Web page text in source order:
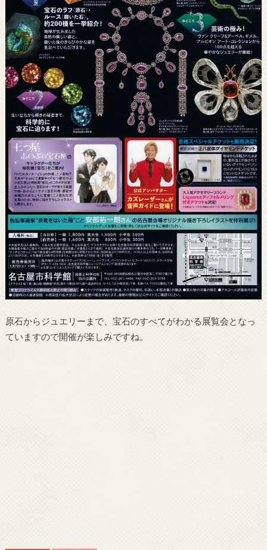
原石からジュエリーまで、宝石のすべてがわかる展覧会となっ
ていますので開催が楽しみですね。